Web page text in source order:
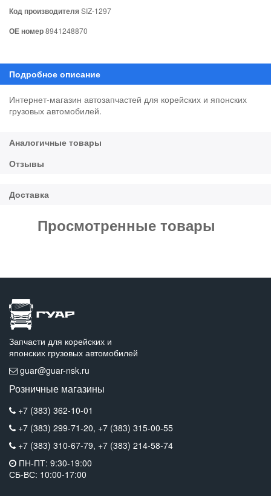
Код производителяSIZ-1297
ОЕ номер8941248870
Интернет-магазин автозапчастей для корейских и японских
грузовых автомобилей.
Просмотренные товары
Запчасти для корейских и
японских грузовых автомобилей
guar@guar-nsk.ru
Розничные магазины
+7 (383) 362-10-01
+7 (383) 299-71-20, +7 (383) 315-00-55
+7 (383) 310-67-79, +7 (383) 214-58-74
ПН-ПТ: 9:30-19:00
СБ-ВС: 10:00-17:00